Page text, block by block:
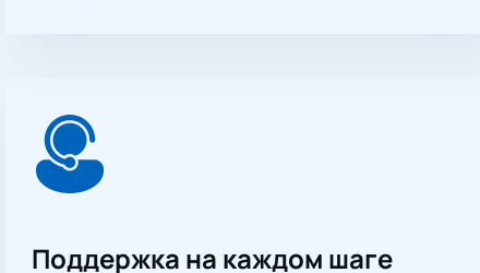
Поддержка на каждом шаге